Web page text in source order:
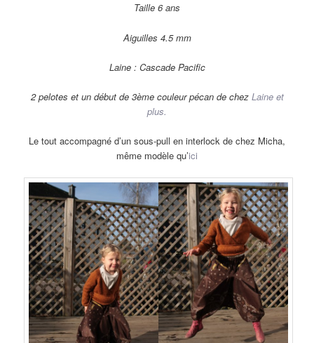
Taille 6 ans
Aiguilles 4.5 mm
Laine : Cascade Pacific
2 pelotes et un début de 3ème couleur pécan de chez Laine et
plus.
Le tout accompagné d’un sous-pull en interlock de chez Micha,
même modèle qu’ici